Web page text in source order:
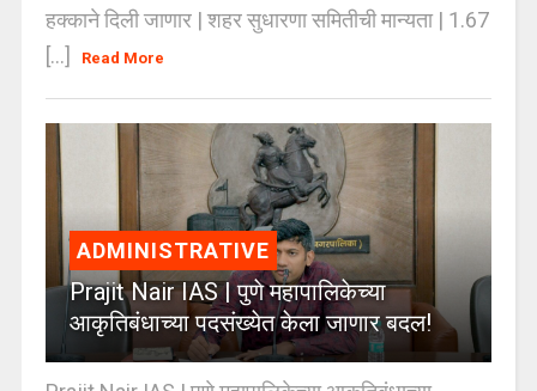
हक्काने दिली जाणार | शहर सुधारणा समितीची मान्यता | 1.67
[...]
Read More
ADMINISTRATIVE
Prajit Nair IAS | पुणे महापालिकेच्या
आकृतिबंधाच्या पदसंख्येत केला जाणार बदल!